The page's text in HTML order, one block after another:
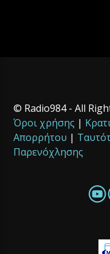
© Radio984 - All
Όροι χρήσης |
Απορρήτου |
Παρενόχλησης